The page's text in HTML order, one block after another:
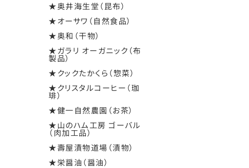
★奥井海生堂（昆布）
★オーサワ（自然食品）
★奥和（干物）
★ガラリ オーガニック（布
製品）
★クックたかくら（惣菜）
★クリスタルコーヒー（珈
琲）
★健一自然農園（お茶）
★山のハム工房 ゴーバル
（肉加工品）
★壽屋漬物道場（漬物）
★栄醤油（醤油）